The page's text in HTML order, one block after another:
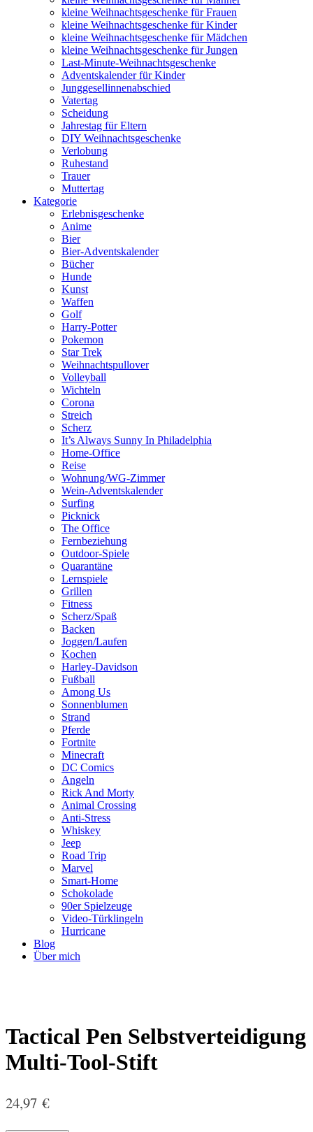
kleine Weihnachtsgeschenke für Frauen
kleine Weihnachtsgeschenke für Kinder
kleine Weihnachtsgeschenke für Mädchen
kleine Weihnachtsgeschenke für Jungen
Last-Minute-Weihnachtsgeschenke
Adventskalender für Kinder
Junggesellinnenabschied
Vatertag
Scheidung
Jahrestag für Eltern
DIY Weihnachtsgeschenke
Verlobung
Ruhestand
Trauer
Muttertag
Kategorie
Erlebnisgeschenke
Anime
Bier
Bier-Adventskalender
Bücher
Hunde
Kunst
Waffen
Golf
Harry-Potter
Pokemon
Star Trek
Weihnachtspullover
Volleyball
Wichteln
Corona
Streich
Scherz
It’s Always Sunny In Philadelphia
Home-Office
Reise
Wohnung/WG-Zimmer
Wein-Adventskalender
Surfing
Picknick
The Office
Fernbeziehung
Outdoor-Spiele
Quarantäne
Lernspiele
Grillen
Fitness
Scherz/Spaß
Backen
Joggen/Laufen
Kochen
Harley-Davidson
Fußball
Among Us
Sonnenblumen
Strand
Pferde
Fortnite
Minecraft
DC Comics
Angeln
Rick And Morty
Animal Crossing
Anti-Stress
Whiskey
Jeep
Road Trip
Marvel
Smart-Home
Schokolade
90er Spielzeuge
Video-Türklingeln
Hurricane
Blog
Über mich
Tactical Pen Selbstverteidigung
Multi-Tool-Stift
24,97 €